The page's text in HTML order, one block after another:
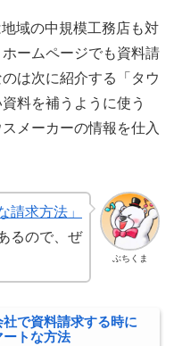
域の中規模工務店も対
ームページでも資料請
は次に紹介する「タウ
料を補うように使う
メーカーの情報を仕入
ぶちくま
請求方法」
るので、ぜ
で資料請求する時に
トな方法